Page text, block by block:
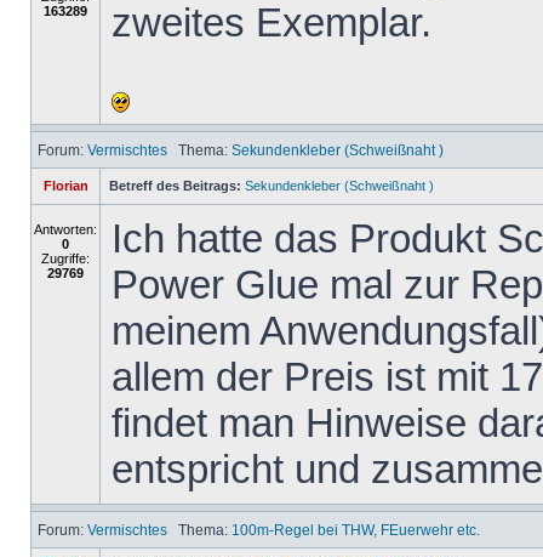
163289
zweites Exemplar.
Forum: Vermischtes Thema: Sekundenkleber (Schweißnaht )
Florian Betreff des Beitrags: Sekundenkleber (Schweißnaht )
Antworten:
0
Zugriffe:
29769
Ich hatte das Produkt
Power Glue mal zur
meinem
allem der Preis ist mit
findet man Hinweise
entspricht und
Forum: Vermischtes Thema: 100m-Regel bei THW, FEuerwehr etc.